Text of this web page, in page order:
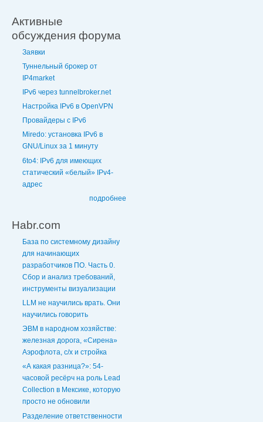
Активные
обсуждения форума
Заявки
Туннельный брокер от
IP4market
IPv6 через tunnelbroker.net
Настройка IPv6 в OpenVPN
Провайдеры с IPv6
Miredo: установка IPv6 в
GNU/Linux за 1 минуту
6to4: IPv6 для имеющих
статический «белый» IPv4-
адрес
подробнее
Habr.com
База по системному дизайну
для начинающих
разработчиков ПО. Часть 0.
Сбор и анализ требований,
инструменты визуализации
LLM не научились врать. Они
научились говорить
ЭВМ в народном хозяйстве:
железная дорога, «Сирена»
Аэрофлота, с/х и стройка
«А какая разница?»: 54-
часовой ресёрч на роль Lead
Collection в Мексике, которую
просто не обновили
Разделение ответственности